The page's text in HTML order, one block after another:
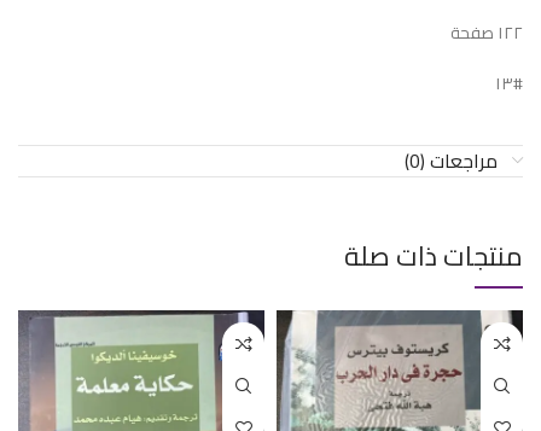
١٢٢ صفحة
#١٣
مراجعات (0)
منتجات ذات صلة